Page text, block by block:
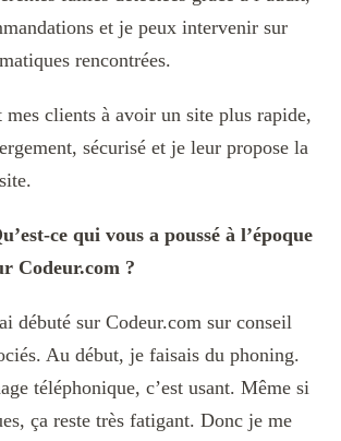
et je peux intervenir sur
rencontrées.
mes clients à avoir un site plus rapide,
sécurisé et je leur propose la
ce qui vous a poussé à l’époque
Codeur.com ?
débuté sur Codeur.com sur conseil
Au début, je faisais du phoning.
téléphonique, c’est usant. Même si
ça reste très fatigant. Donc je me